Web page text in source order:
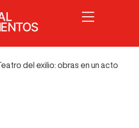
del exilio: obras en un acto